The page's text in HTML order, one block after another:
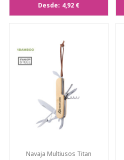
Desde: 4,92 €
Navaja Multiusos Titan